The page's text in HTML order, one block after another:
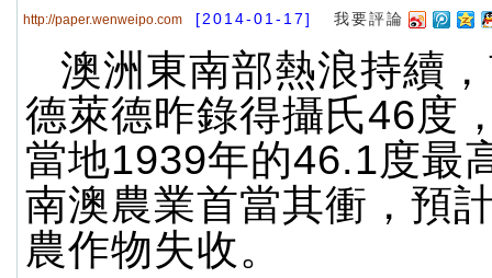
http://paper.wenweipo.com [2014-01-17] 我要評論
澳洲東南部熱浪持續
德萊德昨錄得攝氏46度
當地1939年的46.1度最
南澳農業首當其衝，預
農作物失收。